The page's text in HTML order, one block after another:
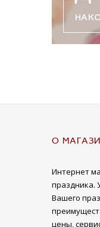
О
Интернет
праздника.
Вашего
цены,